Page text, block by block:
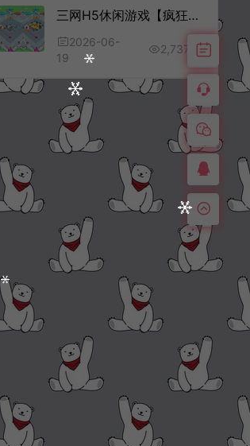
三网H5休闲游戏【疯狂打群架H5】6月最新整理Linux手工服务端+Win一键服务端+解压即玩+简易安卓客户端+详细搭建教程
2026-06-
19
2,737